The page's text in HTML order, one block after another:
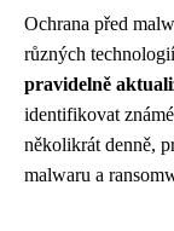
Ochrana před
různých
pravidelně
identifikovat
několikrát denně,
malwaru a